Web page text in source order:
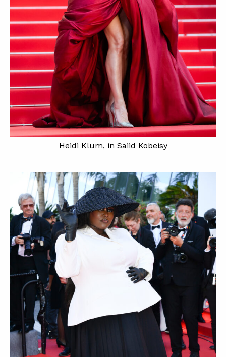
Heidi Klum, in Saiid Kobeisy